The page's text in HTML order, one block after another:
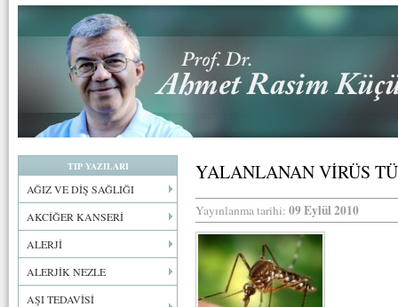
TIP YAZILARI
AĞIZ VE DİŞ SAĞLIĞI
AKCİĞER KANSERİ
ALERJİ
ALERJİK NEZLE
AŞI TEDAVİSİ
YALANLANAN VİRÜS
Yayınlanma tarihi: 09 Eylül 2010